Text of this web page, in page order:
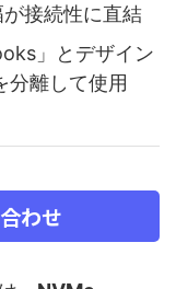
接続性に直結
」とデザイン
離して使用
わせ